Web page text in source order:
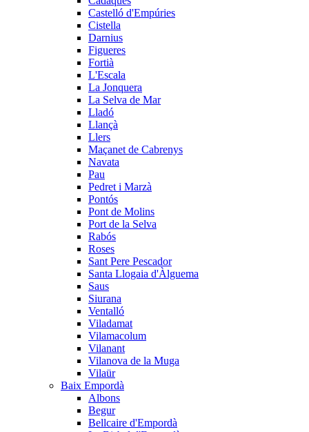
Castelló d'Empúries
Cistella
Darnius
Figueres
Fortià
L'Escala
La Jonquera
La Selva de Mar
Lladó
Llançà
Llers
Maçanet de Cabrenys
Navata
Pau
Pedret i Marzà
Pontós
Pont de Molins
Port de la Selva
Rabós
Roses
Sant Pere Pescador
Santa Llogaia d'Àlguema
Saus
Siurana
Ventalló
Viladamat
Vilamacolum
Vilanant
Vilanova de la Muga
Vilaür
Baix Empordà
Albons
Begur
Bellcaire d'Empordà